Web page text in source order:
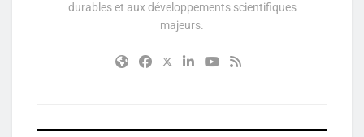
durables et aux développements scientifiques
majeurs.